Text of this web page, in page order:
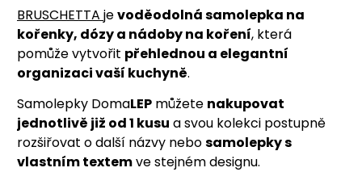
BRUSCHETTA jevoděodolná samolepka na
kořenky, dózy a nádoby na koření, která
pomůže vytvořit přehlednou a elegantní
organizaci vaší kuchyně.
Samolepky DomaLEP můžete nakupovat
jednotlivě již od 1 kusu a svou kolekci postupně
rozšiřovat o další názvy nebosamolepky s
vlastním textemve stejném designu.